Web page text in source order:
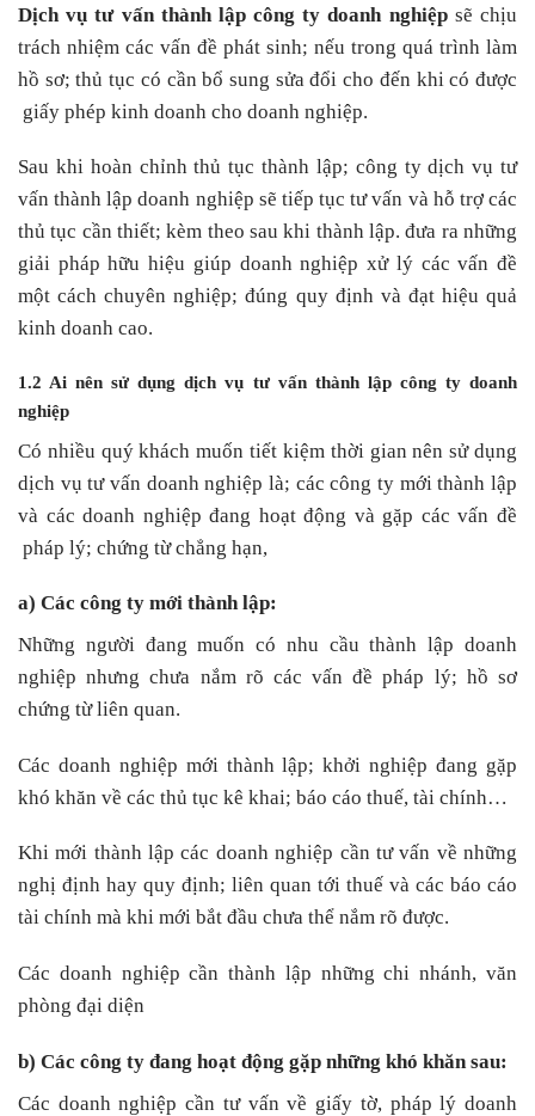
Dịch vụ tư vấn thành lập công ty doanh nghiệpsẽ chịu
trách nhiệm các vấn đề phát sinh; nếu trong quá trình làm
hồ sơ; thủ tục có cần bổ sung sửa đổi cho đến khi có được
giấy phép kinh doanh cho doanh nghiệp.
Sau khi hoàn chỉnh thủ tục thành lập; công ty dịch vụ tư
vấn thành lập doanh nghiệp sẽ tiếp tục tư vấn và hỗ trợ các
thủ tục cần thiết; kèm theo sau khi thành lập. đưa ra những
giải pháp hữu hiệu giúp doanh nghiệp xử lý các vấn đề
một cách chuyên nghiệp; đúng quy định và đạt hiệu quả
kinh doanh cao.
1.2 Ai nên sử dụng dịch vụ tư vấn thành lập công ty doanh
nghiệp
Có nhiều quý khách muốn tiết kiệm thời gian nên sử dụng
dịch vụ tư vấn doanh nghiệp là; các công ty mới thành lập
và các doanh nghiệp đang hoạt động và gặp các vấn đề
pháp lý; chứng từ chẳng hạn,
a) Các công ty mới thành lập:
Những người đang muốn có nhu cầu thành lập doanh
nghiệp nhưng chưa nắm rõ các vấn đề pháp lý; hồ sơ
chứng từ liên quan.
Các doanh nghiệp mới thành lập; khởi nghiệp đang gặp
khó khăn về các thủ tục kê khai; báo cáo thuế, tài chính…
Khi mới thành lập các doanh nghiệp cần tư vấn về những
nghị định hay quy định; liên quan tới thuế và các báo cáo
tài chính mà khi mới bắt đầu chưa thể nắm rõ được.
Các doanh nghiệp cần thành lập những chi nhánh, văn
phòng đại diện
b) Các công ty đang hoạt động gặp những khó khăn sau:
Các doanh nghiệp cần tư vấn về giấy tờ, pháp lý doanh